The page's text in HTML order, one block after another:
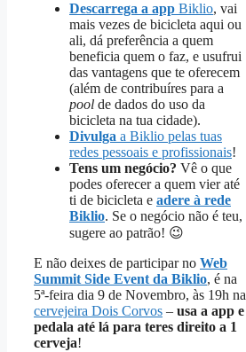
Descarrega a app Biklio, vai
mais vezes de bicicleta aqui ou
ali, dá preferência a quem
beneficia quem o faz, e usufrui
das vantagens que te oferecem
(além de contribuíres para a
pool de dados do uso da
bicicleta na tua cidade).
Divulga a Biklio pelas tuas
redes pessoais e profissionais!
Tens um negócio? Vê o que
podes oferecer a quem vier até
ti de bicicleta e adere à rede
Biklio. Se o negócio não é teu,
sugere ao patrão! 😉
E não deixes de participar no Web
Summit Side Event da Biklio, é na
5ª-feira dia 9 de Novembro, às 19h na
cervejeira Dois Corvos – usa a app e
pedala até lá para teres direito a 1
cerveja!